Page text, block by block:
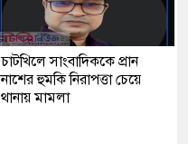
চাটখিলে সাংবাদিককে প্রান
নাশের হুমকি নিরাপত্তা চেয়ে
থানায় মামলা